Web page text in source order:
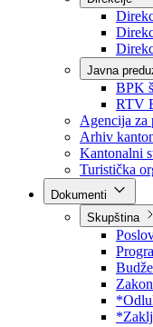
Direkcije
Javna
BPK
RTV
Agencija za
Arhiv
Kantonalni
Turistička
Skupština